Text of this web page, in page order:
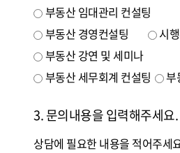
부동산 임대관리 컨설팅
부동산 경영컨설팅
시
부동산 강연 및 세미나
부동산 세무회계 컨설팅
부
3. 문의내용을 입력해주세요.
상담에 필요한 내용을 적어주세